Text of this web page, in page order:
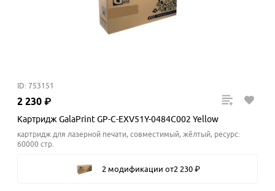
ID: 753151
2 230 ₽
Картридж GalaPrint GP-C-EXV51Y-0484C002 Yellow
картридж для лазерной печати, совместимый, жёлтый, ресурс:
60000 стр.
2 модификации от2 230 ₽